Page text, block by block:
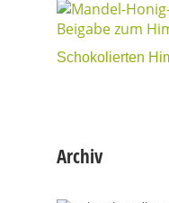
Schokolierten
Archiv